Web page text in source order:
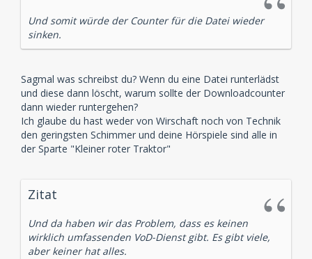
Und somit würde der Counter für die Datei wieder
sinken.
Sagmal was schreibst du? Wenn du eine Datei runterlädst
und diese dann löscht, warum sollte der Downloadcounter
dann wieder runtergehen?
Ich glaube du hast weder von Wirschaft noch von Technik
den geringsten Schimmer und deine Hörspiele sind alle in
der Sparte "Kleiner roter Traktor"
Zitat
Und da haben wir das Problem, dass es keinen
wirklich umfassenden VoD-Dienst gibt. Es gibt viele,
aber keiner hat alles.